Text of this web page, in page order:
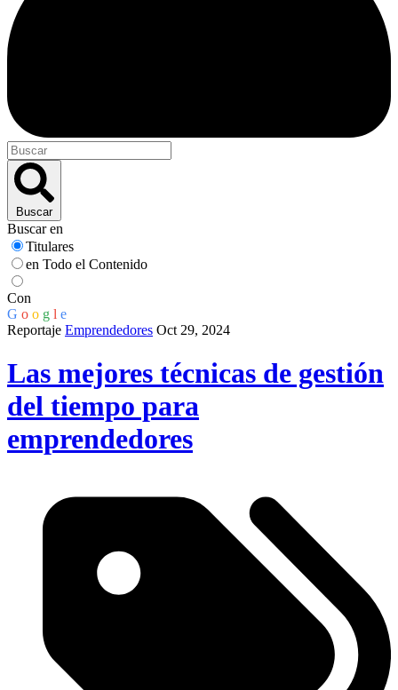
Buscar
Buscar en
Titulares
en Todo el Contenido
Con
G o o g l e
Reportaje Emprendedores Oct 29, 2024
Las mejores técnicas de gestión
del tiempo para
emprendedores